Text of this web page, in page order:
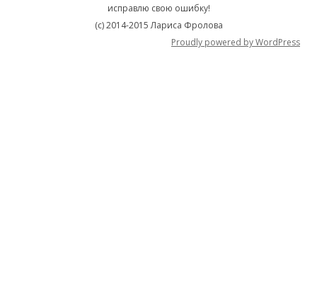
исправлю свою ошибку!
(c) 2014-2015 Лариса Фролова
Proudly powered by WordPress